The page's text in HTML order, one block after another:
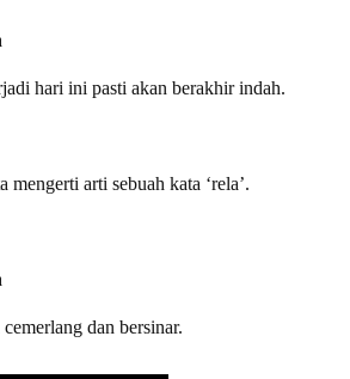
hari ini pasti akan berakhir indah.
mengerti arti sebuah kata ‘rela’.
dan bersinar.